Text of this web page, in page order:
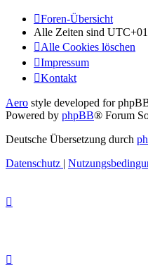
Foren-Übersicht
Alle Zeiten sind
Alle Cookies löschen
Impressum
Kontakt
Aero style developed for
Powered by phpBB® Forum
Deutsche Übersetzung durch
Datenschutz |